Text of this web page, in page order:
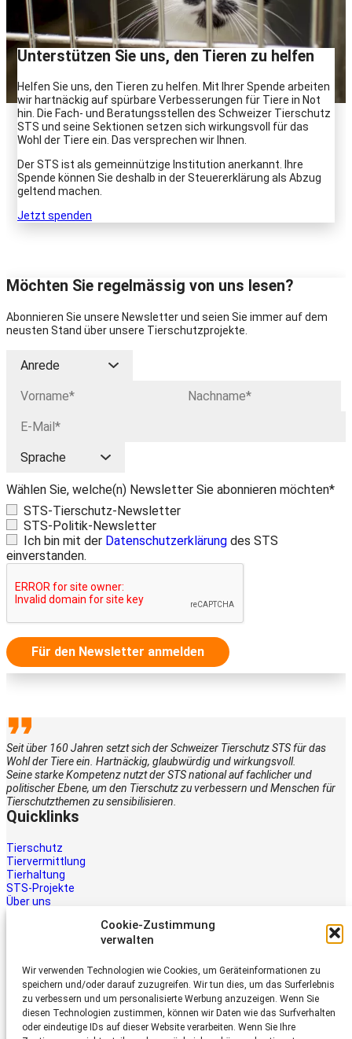
Cookie-Zustimmung
verwalten
Wir verwenden Technologien wie Cookies, um Geräteinformationen zu
speichern und/oder darauf zuzugreifen. Wir tun dies, um das Surferlebnis
zu verbessern und um personalisierte Werbung anzuzeigen. Wenn Sie
diesen Technologien zustimmen, können wir Daten wie das Surfverhalten
oder eindeutige IDs auf dieser Website verarbeiten. Wenn Sie Ihre
Unterstützen Sie uns, den Tieren zu helfen
Helfen Sie uns, den Tieren zu helfen. Mit Ihrer Spende arbeiten
wir hartnäckig auf spürbare Verbesserungen für Tiere in Not
hin. Die Fach- und Beratungsstellen des Schweizer Tierschutz
STS und seine Sektionen setzen sich wirkungsvoll für das
Wohl der Tiere ein. Das versprechen wir Ihnen.
Der STS ist als gemeinnützige Institution anerkannt. Ihre
Spende können Sie deshalb in der Steuererklärung als Abzug
geltend machen.
Jetzt spenden
Möchten Sie regelmässig von uns lesen?
Abonnieren Sie unsere Newsletter und seien Sie immer auf dem
neusten Stand über unsere Tierschutzprojekte.
Wählen Sie, welche(n) Newsletter Sie abonnieren möchten*
STS-Tierschutz-Newsletter
STS-Politik-Newsletter
Ich bin mit der Datenschutzerklärung des STS
einverstanden.
Für den Newsletter anmelden
Seit über 160 Jahren setzt sich der Schweizer Tierschutz STS für das
Wohl der Tiere ein. Hartnäckig, glaubwürdig und wirkungsvoll.
Seine starke Kompetenz nutzt der STS national auf fachlicher und
politischer Ebene, um den Tierschutz zu verbessern und Menschen für
Tierschutzthemen zu sensibilisieren.
Quicklinks
Tierschutz
Tiervermittlung
Tierhaltung
STS-Projekte
Über uns
Tiere brauchen Hilfe – auch Ihre.
Unterstützen Sie die Arbeit des
Schweizer Tierschutz STS.
Jetzt spenden